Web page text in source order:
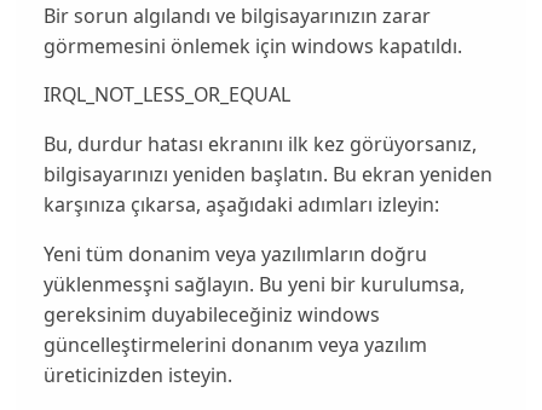
Bir sorun algılandı ve bilgisayarınızın zarar
görmemesini önlemek için windows kapatıldı.
IRQL_NOT_LESS_OR_EQUAL
Bu, durdur hatası ekranını ilk kez görüyorsanız,
bilgisayarınızı yeniden başlatın. Bu ekran yeniden
karşınıza çıkarsa, aşağıdaki adımları izleyin:
Yeni tüm donanim veya yazılımların doğru
yüklenmesşni sağlayın. Bu yeni bir kurulumsa,
gereksinim duyabileceğiniz windows
güncelleştirmelerini donanım veya yazılım
üreticinizden isteyin.